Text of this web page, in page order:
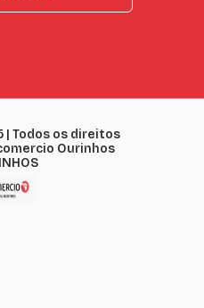
Todos os direitos
Ourinhos